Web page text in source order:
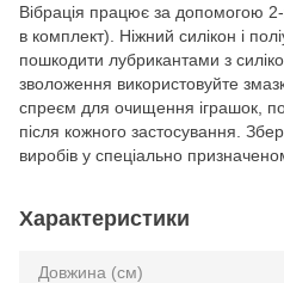
Вібрація працює за допомогою
в комплект). Ніжний силікон і
пошкодити лубрикантами з
зволоження використовуйте
спреєм для очищення іграшок,
після кожного застосування.
виробів у спеціально
Характеристики
Довжина (см)